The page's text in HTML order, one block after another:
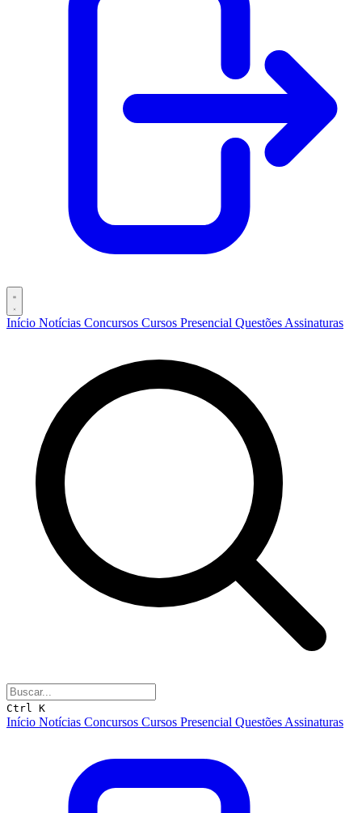
Início Notícias Concursos Cursos Presencial Questões Assinaturas
Ctrl K
Início Notícias Concursos Cursos Presencial Questões Assinaturas